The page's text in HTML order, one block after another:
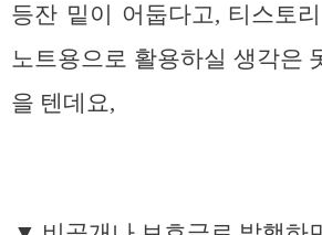
등잔 밑이 어둡다고, 티스토
노트용으로 활용하실 생각은
을 텐데요,